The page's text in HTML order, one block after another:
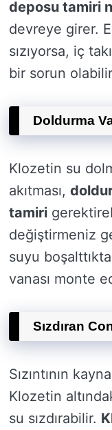
deposu tamiri
devreye girer.
sızıyorsa, iç
bir sorun
Doldurma
Klozetin su
akıtması,
tamiri
değiştirmeniz
suyu
vanası monte
Sızdıran
Sızıntının
Klozetin
su sızdırabilir.